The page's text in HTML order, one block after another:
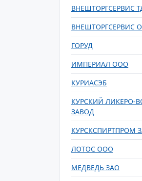
ВНЕШТОРГСЕРВИС
ВНЕШТОРГСЕРВИС
ГОРУД
ИМПЕРИАЛ ООО
КУРИАСЭБ
КУРСКИЙ ЛИКЕРО-
ЗАВОД
КУРСКСПИРТПРОМ
ЛОТОС ООО
МЕДВЕДЬ ЗАО